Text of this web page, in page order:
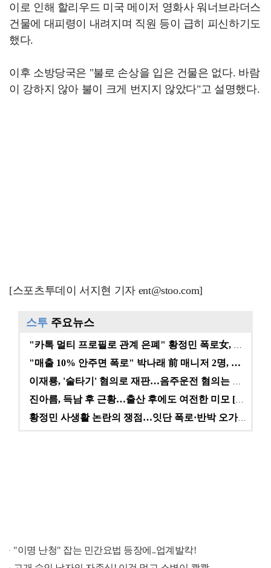
이로 인해 할리우드 미국 메이저 영화사 워너브라더스
건물에 대피령이 내려지며 직원 등이 급히 피신하기도
했다.
이후 소방당국은 "불로 손상을 입은 건물은 없다. 바람
이 강하지 않아 불이 크게 번지지 않았다"고 설명했다.
[스포츠투데이 서지현 기자 ent@stoo.com]
스투 주요뉴스
"매출 10% 안주면 폭로" 박나래 前 매니저 2명, …
황정민 사생활 논란의 쟁점…잇단 폭로·반박 오가는 소모…